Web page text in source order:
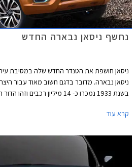
נחשף ניסאן נבארה החדש
ניסאן חושפת את הטנדר החדש שלה במסיבת
ניסאן נבארה. מדובר בדגם חשוב מאוד עבור
הפרטים המלאים אודות הטנדר החדש.
קרא עוד